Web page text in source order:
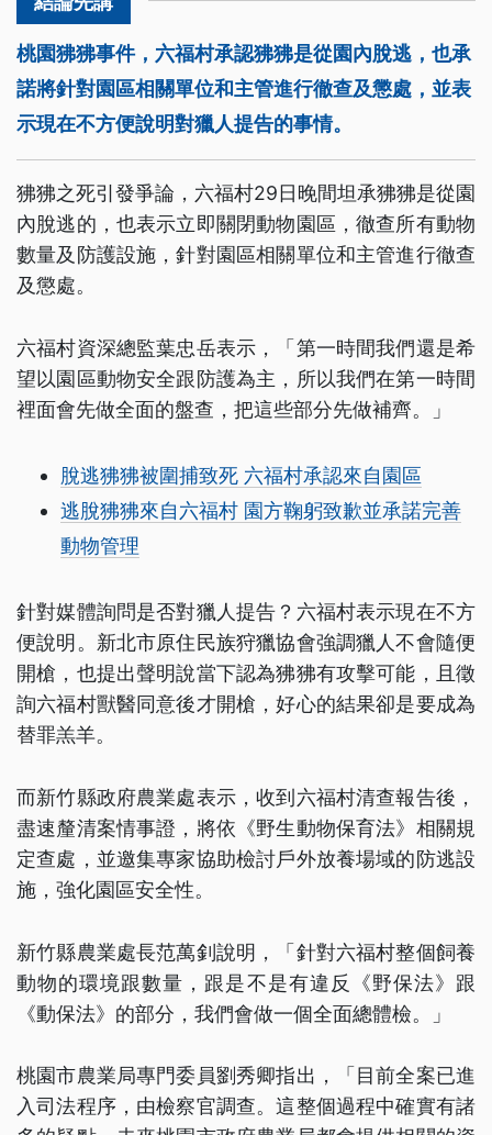
桃園狒狒事件，六福村承認狒狒是從園內脫逃，也承
諾將針對園區相關單位和主管進行徹查及懲處，並表
示現在不方便說明對獵人提告的事情。
狒狒之死引發爭論，六福村29日晚間坦承狒狒是從園
內脫逃的，也表示立即關閉動物園區，徹查所有動物
數量及防護設施，針對園區相關單位和主管進行徹查
及懲處。
六福村資深總監葉忠岳表示，「第一時間我們還是希
望以園區動物安全跟防護為主，所以我們在第一時間
裡面會先做全面的盤查，把這些部分先做補齊。」
脫逃狒狒被圍捕致死 六福村承認來自園區
逃脫狒狒來自六福村 園方鞠躬致歉並承諾完善
動物管理
針對媒體詢問是否對獵人提告？六福村表示現在不方
便說明。新北市原住民族狩獵協會強調獵人不會隨便
開槍，也提出聲明說當下認為狒狒有攻擊可能，且徵
詢六福村獸醫同意後才開槍，好心的結果卻是要成為
替罪羔羊。
而新竹縣政府農業處表示，收到六福村清查報告後，
盡速釐清案情事證，將依《野生動物保育法》相關規
定查處，並邀集專家協助檢討戶外放養場域的防逃設
施，強化園區安全性。
新竹縣農業處長范萬釗說明，「針對六福村整個飼養
動物的環境跟數量，跟是不是有違反《野保法》跟
《動保法》的部分，我們會做一個全面總體檢。」
桃園市農業局專門委員劉秀卿指出，「目前全案已進
入司法程序，由檢察官調查。這整個過程中確實有諸